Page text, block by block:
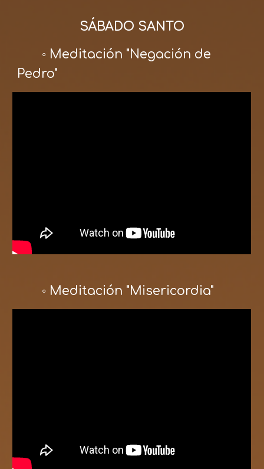
SÁBADO SANTO
◦ Meditación "Negación de
Pedro"
◦ Meditación "Misericordia"